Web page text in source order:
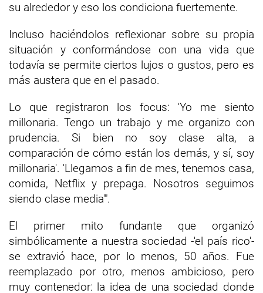
su alrededor y eso los condiciona fuertemente.
Incluso haciéndolos reflexionar sobre su propia
situación y conformándose con una vida que
todavía se permite ciertos lujos o gustos, pero es
más austera que en el pasado.
Lo que registraron los focus: 'Yo me siento
millonaria. Tengo un trabajo y me organizo con
prudencia. Si bien no soy clase alta, a
comparación de cómo están los demás, y sí, soy
millonaria'. 'Llegamos a fin de mes, tenemos casa,
comida, Netflix y prepaga. Nosotros seguimos
siendo clase media'".
El primer mito fundante que organizó
simbólicamente a nuestra sociedad -'el país rico'-
se extravió hace, por lo menos, 50 años. Fue
reemplazado por otro, menos ambicioso, pero
muy contenedor: la idea de una sociedad donde